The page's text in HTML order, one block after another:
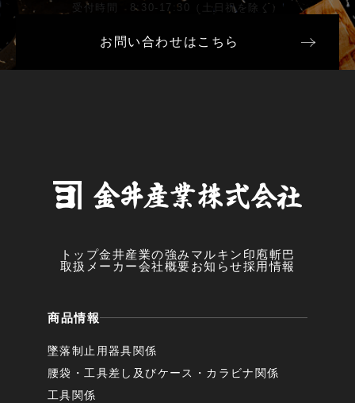
受付時間 8:30-17:30（土日祝を除く）
お問い合わせはこちら
トップ金井産業の強み マルキン印 庖斬巴
取扱メーカー会社概要お知らせ採用情報
商品情報
墜落制止用器具関係
腰袋・工具差し及びケース・カラビナ関係
工具関係